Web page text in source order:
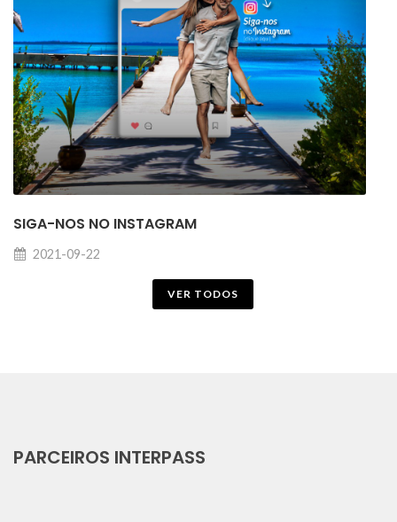
SIGA-NOS NO INSTAGRAM
2021-09-22
VER TODOS
PARCEIROS INTERPASS